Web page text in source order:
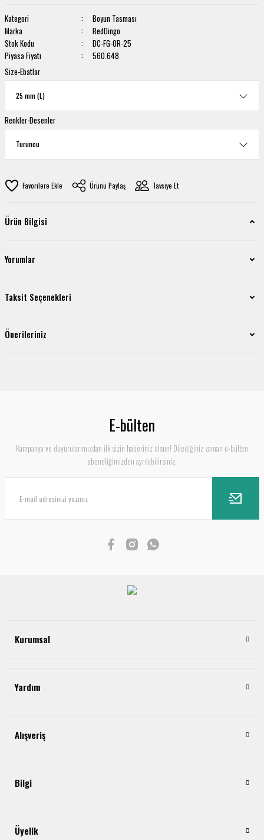
Kategori
Boyun Tasması
Marka
RedDingo
Stok Kodu
DC-FG-OR-25
Piyasa Fiyatı
560.648
Size-Ebatlar
Renkler-Desenler
Ürünü Paylaş Tavsiye Et
Ürün Bilgisi
Yorumlar
Taksit Seçenekleri
Önerileriniz
E-bülten
Kampanya ve duyurularımızdan ilk sizin haberiniz olsun! Dilediğiniz zaman e-bülten
aboneliğimizden ayrılabilirsiniz.
Kurumsal
Yardım
Alışveriş
Bilgi
Üyelik